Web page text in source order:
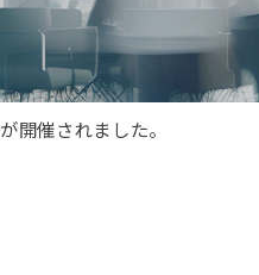
開催されました。